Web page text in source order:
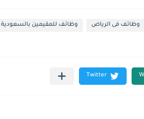
وظائف فى الرياض وظائف للمقيمين بالسعودية